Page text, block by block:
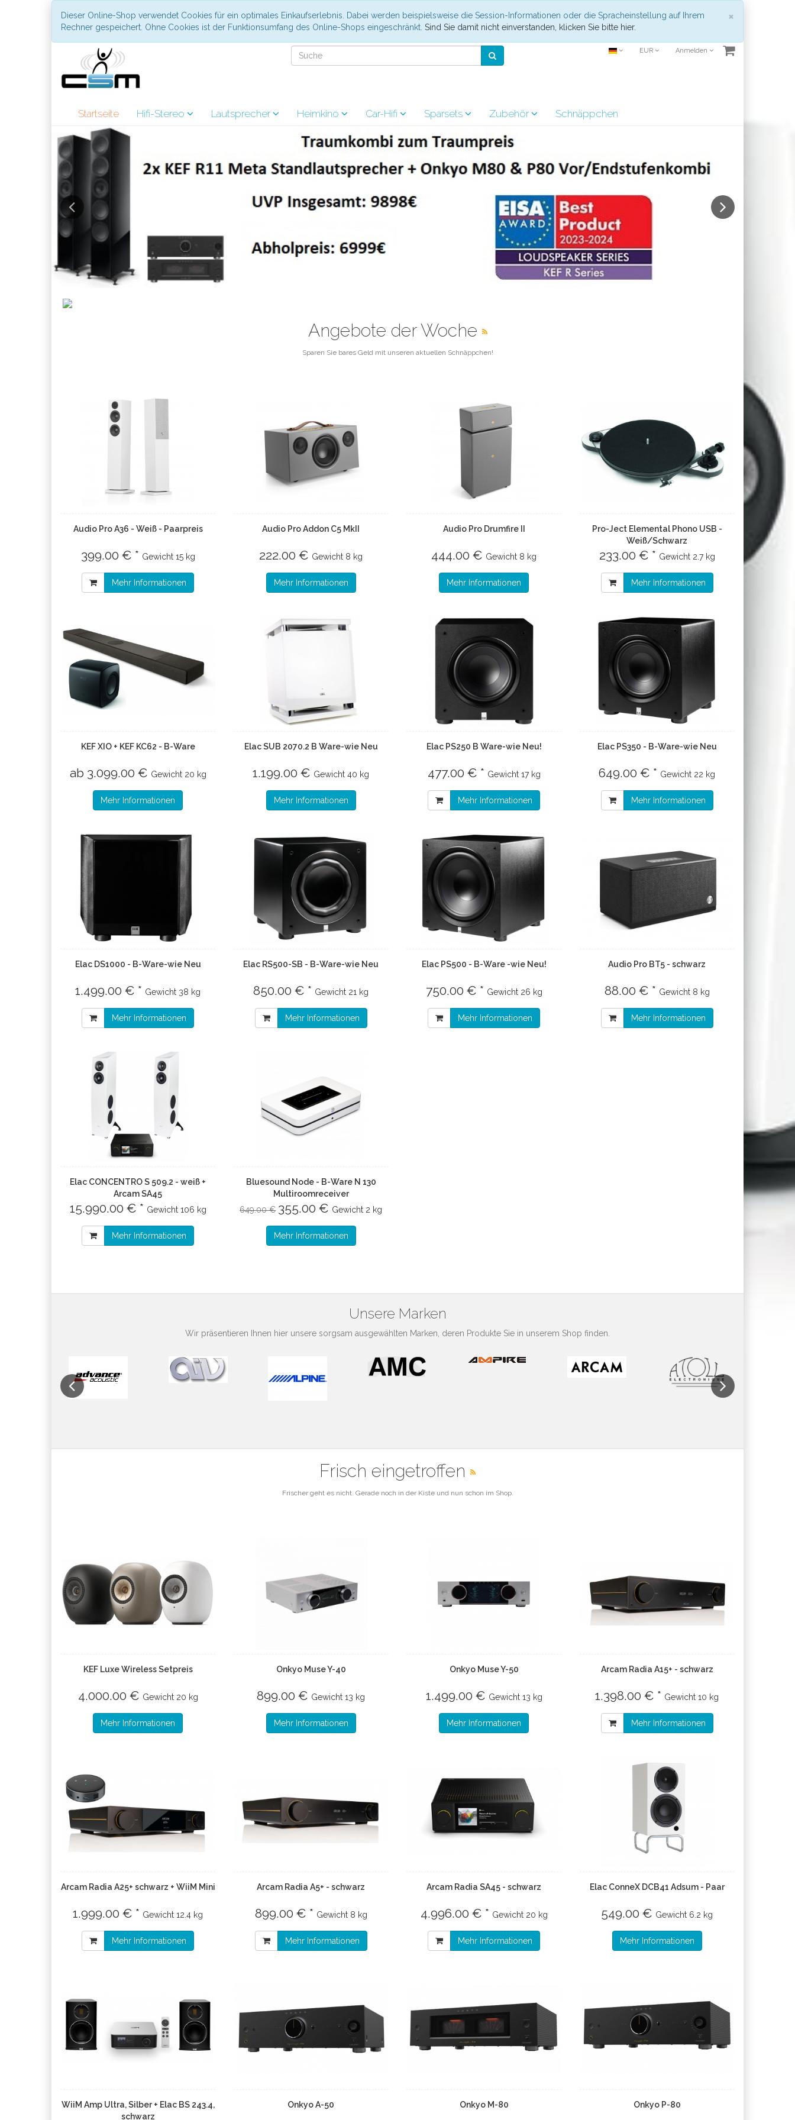
×
Dieser Online-Shop verwendet Cookies für ein optimales Einkaufserlebnis. Dabei werden beispielsweise die Session-Informationen oder die Spracheinstellung auf Ihrem
Rechner gespeichert. Ohne Cookies ist der Funktionsumfang des Online-Shops eingeschränkt. Sind Sie damit nicht einverstanden, klicken Sie bitte hier.
EUR Anmelden
Startseite Hifi-Stereo Lautsprecher Heimkino Car-Hifi Sparsets Zubehör Schnäppchen
Angebote der Woche
Sparen Sie bares Geld mit unseren aktuellen Schnäppchen!
Audio Pro A36 - Weiß - Paarpreis
399.00 € * Gewicht 15 kg
Mehr Informationen
Audio Pro Addon C5 MkII
222.00 € Gewicht 8 kg
Mehr Informationen
Audio Pro Drumfire II
444.00 € Gewicht 8 kg
Mehr Informationen
Pro-Ject Elemental Phono USB -
Weiß/Schwarz
233.00 € * Gewicht 2.7 kg
Mehr Informationen
KEF XIO + KEF KC62 - B-Ware
ab 3.099.00 € Gewicht 20 kg
Mehr Informationen
Elac SUB 2070.2 B Ware-wie Neu
1.199.00 € Gewicht 40 kg
Mehr Informationen
Elac PS250 B Ware-wie Neu!
477.00 € * Gewicht 17 kg
Mehr Informationen
Elac PS350 - B-Ware-wie Neu
649.00 € * Gewicht 22 kg
Mehr Informationen
Elac DS1000 - B-Ware-wie Neu
1.499.00 € * Gewicht 38 kg
Mehr Informationen
Elac RS500-SB - B-Ware-wie Neu
850.00 € * Gewicht 21 kg
Mehr Informationen
Elac PS500 - B-Ware -wie Neu!
750.00 € * Gewicht 26 kg
Mehr Informationen
Audio Pro BT5 - schwarz
88.00 € * Gewicht 8 kg
Mehr Informationen
Elac CONCENTRO S 509.2 - weiß +
Arcam SA45
15.990.00 € * Gewicht 106 kg
Mehr Informationen
Bluesound Node - B-Ware N 130
Multiroomreceiver
649.00 € 355.00 € Gewicht 2 kg
Mehr Informationen
Unsere Marken
Wir präsentieren Ihnen hier unsere sorgsam ausgewählten Marken, deren Produkte Sie in unserem Shop finden.
Frisch eingetroffen
Frischer geht es nicht. Gerade noch in der Kiste und nun schon im Shop.
KEF Luxe Wireless Setpreis
4.000.00 € Gewicht 20 kg
Mehr Informationen
Onkyo Muse Y-40
899.00 € Gewicht 13 kg
Mehr Informationen
Onkyo Muse Y-50
1.499.00 € Gewicht 13 kg
Mehr Informationen
Arcam Radia A15+ - schwarz
1.398.00 € * Gewicht 10 kg
Mehr Informationen
Arcam Radia A25+ schwarz + WiiM Mini
1.999.00 € * Gewicht 12.4 kg
Mehr Informationen
Arcam Radia A5+ - schwarz
899.00 € * Gewicht 8 kg
Mehr Informationen
Arcam Radia SA45 - schwarz
4.996.00 € * Gewicht 20 kg
Mehr Informationen
Elac ConneX DCB41 Adsum - Paar
549.00 € Gewicht 6.2 kg
Mehr Informationen
WiiM Amp Ultra, Silber + Elac BS 243.4,
schwarz
Onkyo A-50 Onkyo M-80 Onkyo P-80